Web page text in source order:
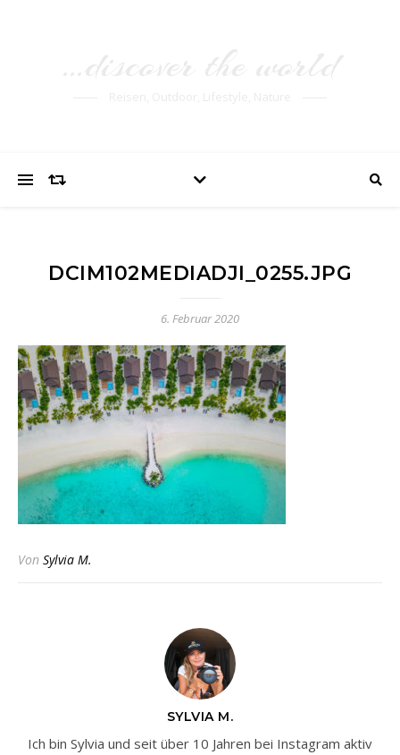
DCIM102MEDIADJI_0255.JPG
6. Februar 2020
Von Sylvia M.
SYLVIA M.
Ich bin Sylvia und seit über 10 Jahren bei Instagram aktiv